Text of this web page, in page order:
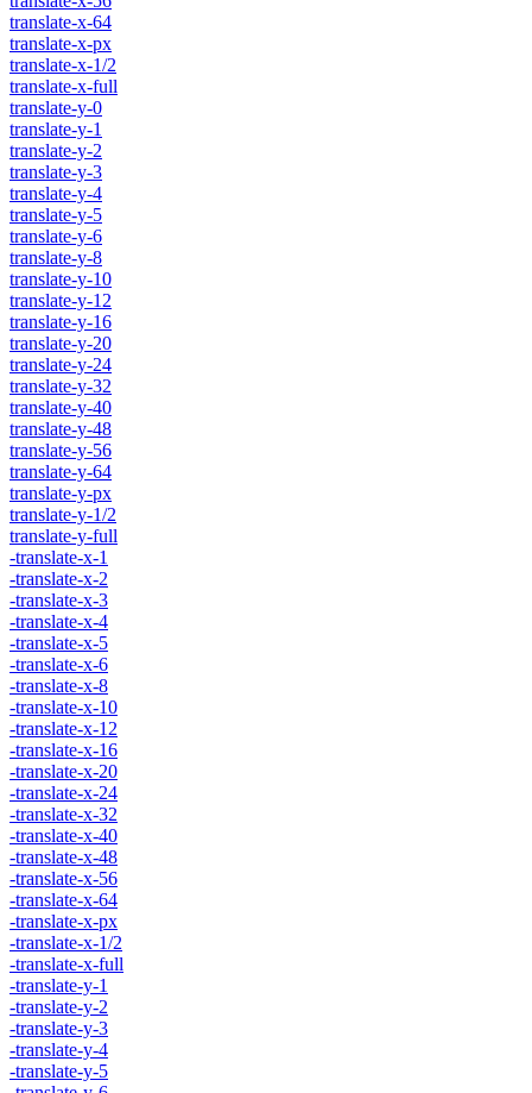
translate-x-64
translate-x-px
translate-x-1/2
translate-x-full
translate-y-0
translate-y-1
translate-y-2
translate-y-3
translate-y-4
translate-y-5
translate-y-6
translate-y-8
translate-y-10
translate-y-12
translate-y-16
translate-y-20
translate-y-24
translate-y-32
translate-y-40
translate-y-48
translate-y-56
translate-y-64
translate-y-px
translate-y-1/2
translate-y-full
-translate-x-1
-translate-x-2
-translate-x-3
-translate-x-4
-translate-x-5
-translate-x-6
-translate-x-8
-translate-x-10
-translate-x-12
-translate-x-16
-translate-x-20
-translate-x-24
-translate-x-32
-translate-x-40
-translate-x-48
-translate-x-56
-translate-x-64
-translate-x-px
-translate-x-1/2
-translate-x-full
-translate-y-1
-translate-y-2
-translate-y-3
-translate-y-4
-translate-y-5